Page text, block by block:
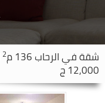
شقة فيالرحاب 2
12,000 ج